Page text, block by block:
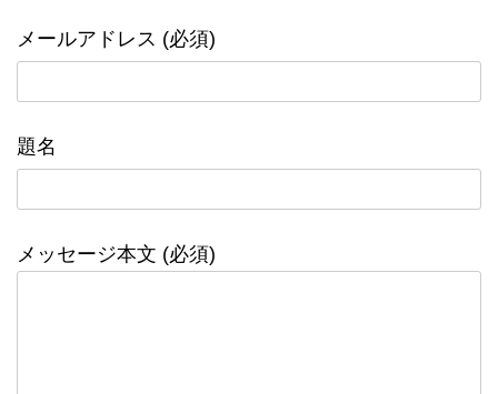
メールアドレス (必須)
題名
メッセージ本文 (必須)